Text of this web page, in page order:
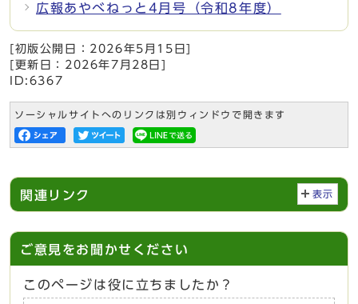
広報あやべねっと4月号（令和8年度）
[初版公開日： 2026年5月15日
[更新日： 2026年7月28日
ID:6367
ソーシャルサイトへのリンクは別ウィンドウで開きます
関連リンク 表示
ご意見をお聞かせください
このページは役に立ちましたか？